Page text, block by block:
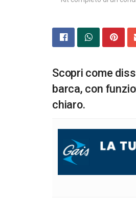
Scopri come
barca, con
chiaro.